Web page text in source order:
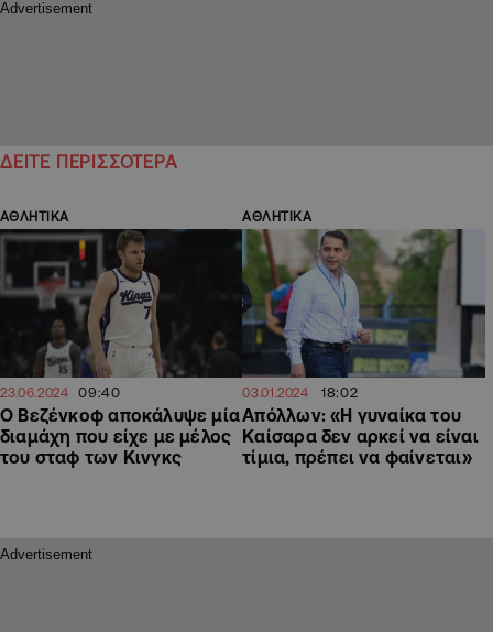
ΔΕΙΤΕ ΠΕΡΙΣΣΟΤΕΡΑ
ΑΘΛΗΤΙΚΑ
23.06.2024 09:40
Ο Βεζένκοφ αποκάλυψε μία
διαμάχη που είχε με μέλος
του σταφ των Κινγκς
ΑΘΛΗΤΙΚΑ
03.01.2024 18:02
Απόλλων: «Η γυναίκα του
Καίσαρα δεν αρκεί να είναι
τίμια, πρέπει να φαίνεται»